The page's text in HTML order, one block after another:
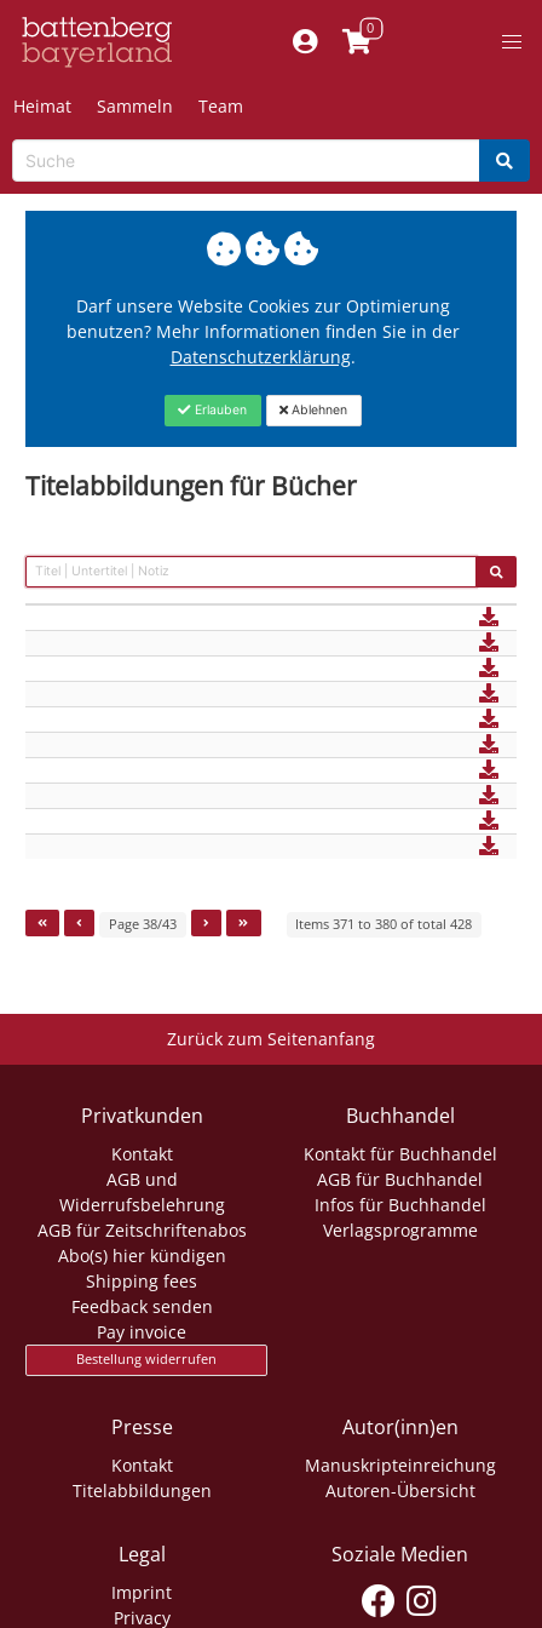
Heimat Sammeln Team
Darf unsere Website Cookies zur Optimierung
benutzen? Mehr Informationen finden Sie in der
Datenschutzerklärung.
Erlauben Ablehnen
Titelabbildungen für Bücher
Page 38/43 Items 371 to 380 of total 428
Zurück zum Seitenanfang
Privatkunden
Kontakt
AGB und
Widerrufsbelehrung
AGB für Zeitschriftenabos
Abo(s) hier kündigen
Shipping fees
Feedback senden
Pay invoice
Bestellung widerrufen
Buchhandel
Kontakt für Buchhandel
AGB für Buchhandel
Infos für Buchhandel
Verlagsprogramme
Presse
Kontakt
Titelabbildungen
Autor(inn)en
Manuskripteinreichung
Autoren-Übersicht
Legal
Imprint
Privacy
Soziale Medien